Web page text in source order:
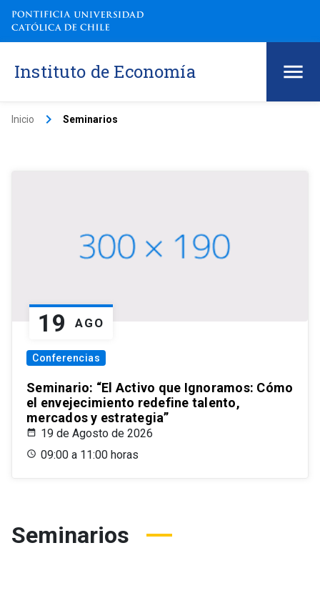
Instituto de Economía
Inicio keyboard_arrow_right Seminarios
19 AGO
Conferencias
Seminario: “El Activo que Ignoramos: Cómo
el envejecimiento redefine talento,
mercados y estrategia”
19 de Agosto de 2026
09:00 a 11:00 horas
Seminarios